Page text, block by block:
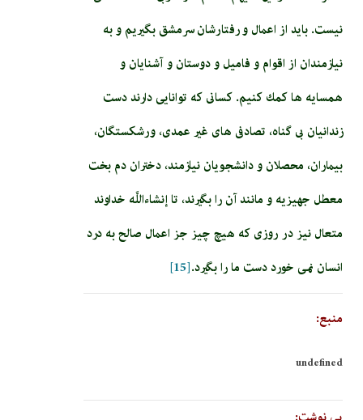
نيست. بايد از اعمال و رفتارشان سرمشق بگيريم و به
نيازمندان از اقوام و فاميل و دوستان و آشنايان و
همسايه‏ ها كمك كنيم. كسانى كه توانايى دارند دست
زندانيان بى‏ گناه، تصادفى ‏هاى غير عمدى، ورشكستگان،
بيماران، محصلان و دانشجويان نيازمند، دختران دم بخت
معطل جهيزيه و مانند آن را بگيرند، تا إن‏شاءاللَّه خداوند
متعال نيز در روزى كه هيچ چيز جز اعمال صالح به درد
انسان نمى‏ خورد دست ما را بگيرد.[15]
منبع:
undefined